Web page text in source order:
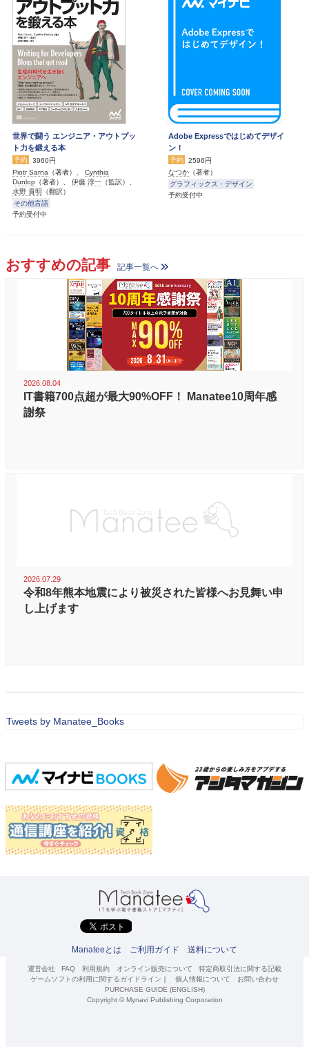
世界で闘う エンジニア・アウトプッ
ト力を鍛える本
予約
3960円
Piotr Sarna （著者）、 Cynthia
Dunlop （著者）、 伊藤 淳一 （監訳）、
水野 貴明 （翻訳）
その他言語
予約受付中
Adobe Expressではじめてデザイ
ン！
予約
2596円
なつか （著者）
グラフィックス・デザイン
予約受付中
おすすめの記事 記事一覧へ
2026.08.04
IT書籍700点超が最大90%OFF！ Manatee10周年感
謝祭
2026.07.29
令和8年熊本地震により被災された皆様へお見舞い申
し上げます
Tweets by Manatee_Books
Manateeとは ご利用ガイド 送料について
運営会社 FAQ 利用規約 オンライン販売について
特定商取引法に関する記載
ゲームソフトの利用に関するガイドライン ｜ 個人情報について
お問い合わせ
PURCHASE GUIDE (ENGLISH)
Copyright © Mynavi Publishing Corporation